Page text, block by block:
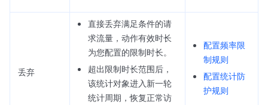
丢弃
直接丢弃满足条件的请
求流量，动作有效时长
为您配置的限制时长。
超出限制时长范围后，
该统计对象进入新一轮
统计周期，恢复正常访
配置频率限
制规则
配置统计防
护规则